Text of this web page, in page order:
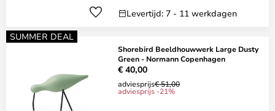
Levertijd: 7 - 11 werkdagen
SUMMER DEAL
Shorebird Beeldhouwwerk Large Dusty
Green - Normann Copenhagen
€ 40,00
adviesprijs€ 51,00
adviesprijs -21%